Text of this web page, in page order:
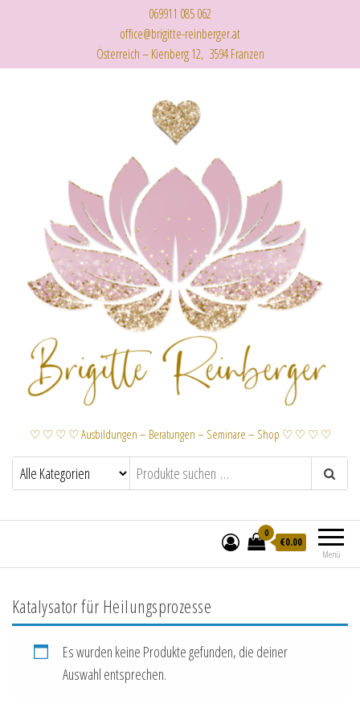
069911 085 062
office@brigitte-reinberger.at
Österreich – Kienberg 12, 3594 Franzen
♡ ♡ ♡ ♡ Ausbildungen – Beratungen – Seminare – Shop ♡ ♡ ♡ ♡
Menü
0
€0.00
Katalysator für Heilungsprozesse
Es wurden keine Produkte gefunden, die deiner
Auswahl entsprechen.